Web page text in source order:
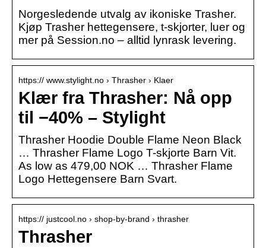
Norgesledende utvalg av ikoniske Trasher.
Kjøp Trasher hettegensere, t-skjorter, luer og
mer på Session.no – alltid lynrask levering.
https:// www.stylight.no › Thrasher › Klaer
Klær fra Thrasher: Nå opp
til −40% – Stylight
Thrasher Hoodie Double Flame Neon Black
… Thrasher Flame Logo T-skjorte Barn Vit.
As low as 479,00 NOK … Thrasher Flame
Logo Hettegensere Barn Svart.
https:// justcool.no › shop-by-brand › thrasher
Thrasher